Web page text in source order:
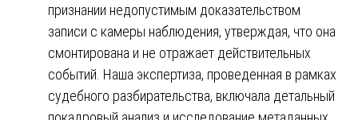
признании недопустимым доказательством
записи с камеры наблюдения, утверждая, что она
смонтирована и не отражает действительных
событий. Наша экспертиза, проведенная в рамках
судебного разбирательства, включала детальный